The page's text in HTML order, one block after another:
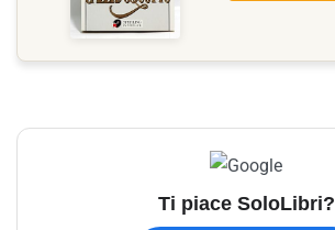
Ti piace SoloLibri?